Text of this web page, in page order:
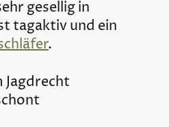
gesellig in
tagaktiv und ein
.
Jagdrecht